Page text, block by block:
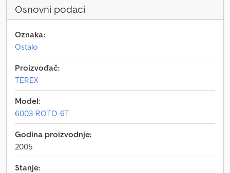
Osnovni podaci
Oznaka:
Ostalo
Proizvođač:
TEREX
Model:
6003-ROTO-6T
Godina proizvodnje:
2005
Stanje: